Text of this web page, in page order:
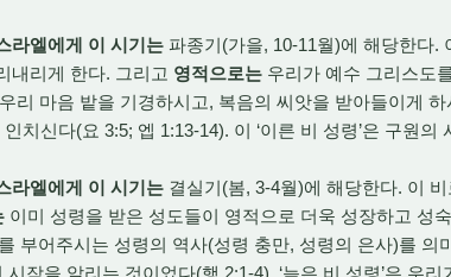
라엘에게 이 시기는 파종기(가을, 10-11월)에 해당한다.
내리게 한다. 그리고 영적으로는 우리가 예수 그리스도
리 마음 밭을 기경하시고, 복음의 씨앗을 받아들이게
치신다(요 3:5; 엡 1:13-14). 이 ‘이른 비 성령’은 구원의
라엘에게 이 시기는 결실기(봄, 3-4월)에 해당한다. 이
이미 성령을 받은 성도들이 영적으로 더욱 성장하고 성
부어주시는 성령의 역사(성령 충만, 성령의 은사)를 의